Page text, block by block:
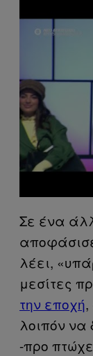
Σε ένα
λέει,
μεσίτες
την εποχή
λοιπόν να
-προ